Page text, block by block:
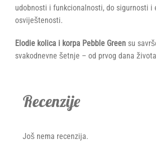
udobnosti i funkcionalnosti, do sigurnosti i
osviještenosti.
Elodie kolica i korpa Pebble Green su
svakodnevne šetnje – od prvog dana
Recenzije
Još nema recenzija.